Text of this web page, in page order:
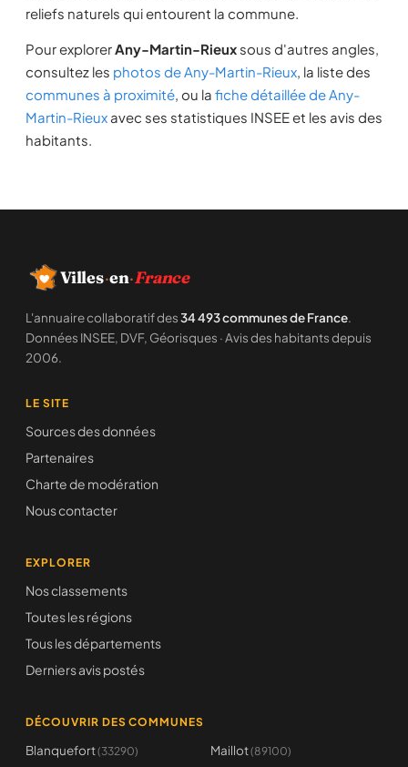
reliefs naturels qui entourent la commune.
Pour explorerAny-Martin-Rieux sous d'autres angles,
consultez les photos de Any-Martin-Rieux, la liste des
communes à proximité, ou la fiche détaillée de Any-
Martin-Rieux avec ses statistiques INSEE et les avis des
habitants.
Villes·en·France
L'annuaire collaboratif des34 493 communes de France.
Données INSEE, DVF, Géorisques · Avis des habitants depuis
2006.
LE SITE
Sources des données
Partenaires
Charte de modération
Nous contacter
EXPLORER
Nos classements
Toutes les régions
Tous les départements
Derniers avis postés
DÉCOUVRIR DES COMMUNES
Blanquefort(33290) Maillot(89100)